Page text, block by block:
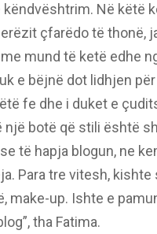
këndvështrim. Në këtë
çfarëdo të thonë,
mund të ketë edhe
e bëjnë dot lidhjen
fe dhe i duket e
botë që stili është
të hapja blogun, ne
Para tre vitesh,
make-up. Ishte e
tha Fatima.